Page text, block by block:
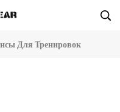
Для Тренировок